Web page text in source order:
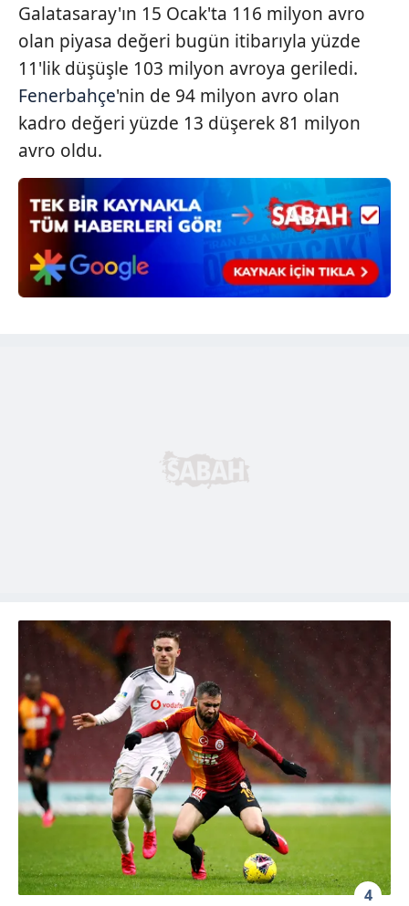
Sizlere daha iyi bir hizmet sunabilmek için İnternet
Sitemizde kendimize ve üçüncü kişilere ait çerezler
kullanılmaktadır. Bu çerezler vasıtasıyla çeşitli kişisel
verileriniz işlenmekte olup gerekli olan çerezler bilgi
toplumu hizmetlerinin sunulması amacıyla
kullanılmaktadır. Diğer çerezler, sitemizin daha işlevsel
kılınması ve kişiselleştirilmesi ve sizlere yönelik
sınırlı olarak açık rızanız dahilinde kullanılacaktır.
Çerezlere ilişkin tercihlerinizi aşağıda yer alan panel
vasıtasıyla belirleyebilirsiniz. Çerezlere ilişkin detaylı bilgi
için Ayarlar butonuna tıklayabilir, Çerez Bilgilendirme
Metnimiziziyaret edebilirsiniz.
Galatasaray'ın 15 Ocak'ta 116 milyon avro
olan piyasa değeri bugün itibarıyla yüzde
11'lik düşüşle 103 milyon avroya geriledi.
Fenerbahçe'nin de 94 milyon avro olan
kadro değeri yüzde 13 düşerek 81 milyon
avro oldu.
4